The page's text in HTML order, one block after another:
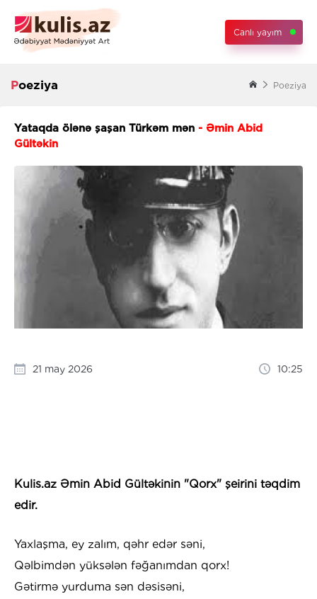
Canlı yayım
Poeziya Poeziya
Yataqda ölənə şaşan Türkəm mən - Əmin Abid
Gültəkin
21 may 2026 10:25
Kulis.az Əmin Abid Gültəkinin "Qorx" şeirini təqdim
edir.
Yaxlaşma, ey zalım, qəhr edər səni,
Qəlbimdən yüksələn fəğanımdan qorx!
Gətirmə yurduma sən dəsisəni,